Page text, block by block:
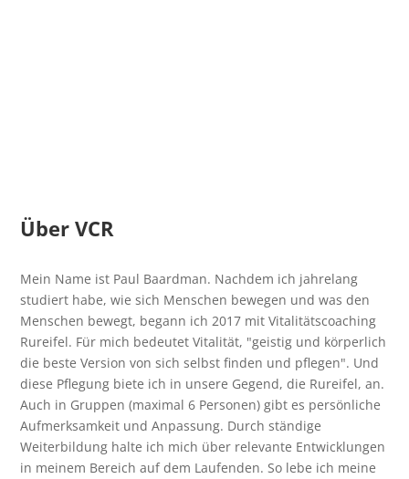
Über VCR
Mein Name ist Paul Baardman. Nachdem ich jahrelang
studiert habe, wie sich Menschen bewegen und was den
Menschen bewegt, begann ich 2017 mit Vitalitätscoaching
Rureifel. Für mich bedeutet Vitalität, "geistig und körperlich
die beste Version von sich selbst finden und pflegen". Und
diese Pflegung biete ich in unsere Gegend, die Rureifel, an.
Auch in Gruppen (maximal 6 Personen) gibt es persönliche
Aufmerksamkeit und Anpassung. Durch ständige
Weiterbildung halte ich mich über relevante Entwicklungen
in meinem Bereich auf dem Laufenden. So lebe ich meine